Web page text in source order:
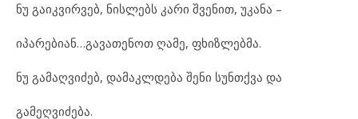
ნუ გაიკვირვებ, ნისლებს კარი შვენით, უკანა –
იპარებიან…გავათენოთ ღამე, ფხიზლებმა.
ნუ გამაღვიძებ, დამაკლდება შენი სუნთქვა და
გამეღვიძება.